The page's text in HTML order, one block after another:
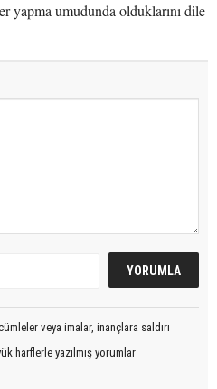
yapma umudunda olduklarını dile
veya imalar, inançlara saldırı
harflerle yazılmış yorumlar